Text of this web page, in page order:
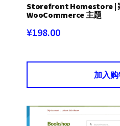
Storefront Homestore |
WooCommerce 主题
¥198.00
加入